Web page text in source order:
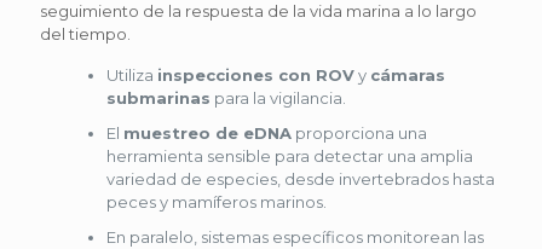
seguimiento de la respuesta de la vida marina a lo largo
del tiempo.
Utiliza inspecciones con ROVy cámaras
submarinas para la vigilancia.
El muestreo de eDNA proporciona una
herramienta sensible para detectar una amplia
variedad de especies, desde invertebrados hasta
peces y mamíferos marinos.
En paralelo, sistemas específicos monitorean las